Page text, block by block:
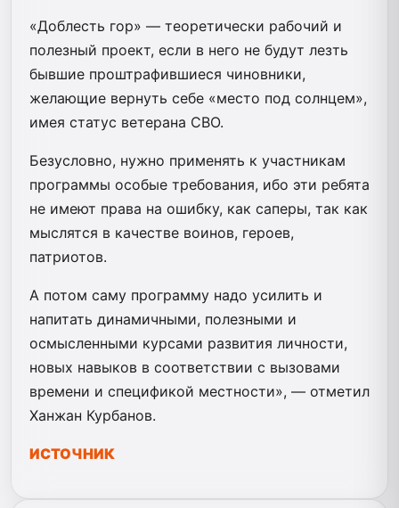
«Доблесть гор» — теоретически рабочий и
полезный проект, если в него не будут лезть
бывшие проштрафившиеся чиновники,
желающие вернуть себе «место под солнцем»,
имея статус ветерана СВО.
Безусловно, нужно применять к участникам
программы особые требования, ибо эти ребята
не имеют права на ошибку, как саперы, так как
мыслятся в качестве воинов, героев,
патриотов.
А потом саму программу надо усилить и
напитать динамичными, полезными и
осмысленными курсами развития личности,
новых навыков в соответствии с вызовами
времени и спецификой местности», — отметил
Ханжан Курбанов.
ИСТОЧНИК